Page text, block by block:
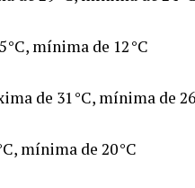
°C, mínima de 12 °C
de 31 °C, mínima de 26
mínima de 20 °C